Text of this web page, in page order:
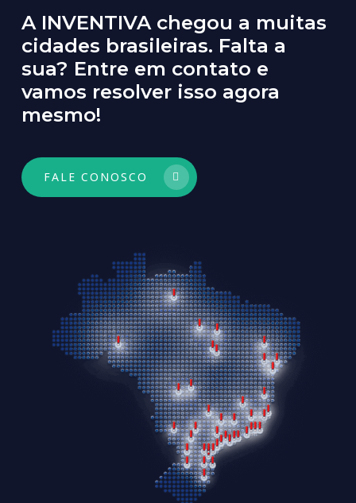
A INVENTIVA chegou a muitas
cidades brasileiras. Falta a
sua? Entre em contato e
vamos resolver isso agora
mesmo!
FALE CONOSCO